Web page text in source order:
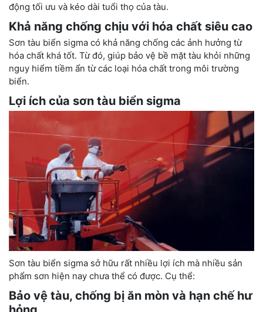
động tối ưu và kéo dài tuổi thọ của tàu.
Khả năng chống chịu với hóa chất siêu cao
Sơn tàu biển sigma có khả năng chống các ảnh hưởng từ
hóa chất khá tốt. Từ đó, giúp bảo vệ bề mặt tàu khỏi những
nguy hiểm tiềm ẩn từ các loại hóa chất trong môi trường
biển.
Lợi ích của sơn tàu biển sigma
Sơn tàu biển sigma sở hữu rất nhiều lợi ích mà nhiều sản
phẩm sơn hiện nay chưa thể có được. Cụ thể:
Bảo vệ tàu, chống bị ăn mòn và hạn chế hư